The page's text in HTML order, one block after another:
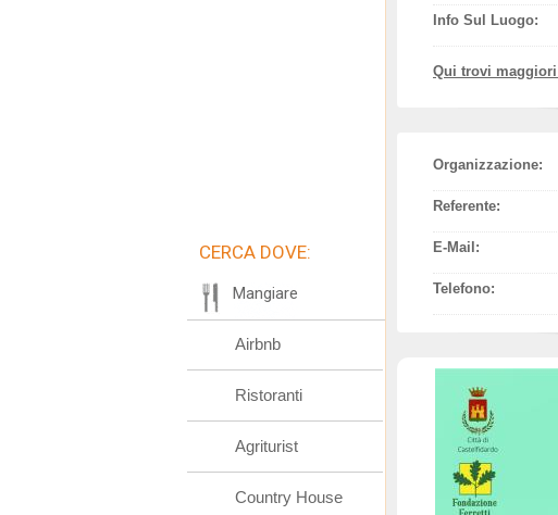
Info Sul Luogo:
Qui trovi
Organizzazione:
Referente:
E-Mail:
Telefono:
CERCA DOVE:
Mangiare
Airbnb
Ristoranti
Agriturist
Country House